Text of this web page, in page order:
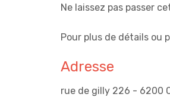
Ne laissez pas passer
Pour plus de détails ou
Adresse
rue de gilly 226 - 6200